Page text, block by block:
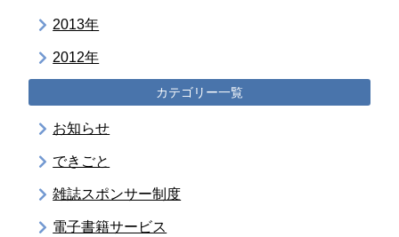
2013年
2012年
カテゴリー一覧
お知らせ
できごと
雑誌スポンサー制度
電子書籍サービス